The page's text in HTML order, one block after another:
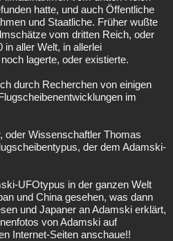
hatte, und auch Öffentliche
und Staatliche. Früher wußte
vom dritten Reich, oder
in aller Welt, in allerlei
lagerte, oder existierte.
durch Recherchen von einigen
im
oder Wissenschaftler Thomas
der dem Adamski-
UFOtypus in der ganzen Welt
und China gesehen, was dann
und Japaner an Adamski erklärt,
von Adamski auf
Internet-Seiten anschaue!!